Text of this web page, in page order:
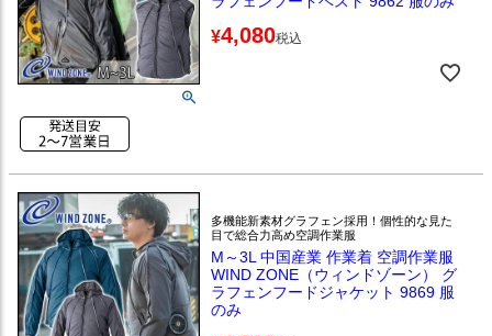
¥4,080税込
多機能新素材グラフェン採用！個性的な見た
目で総合力高め空調作業服
M～3L 中国産業 作業着 空調作業服
WIND ZONE（ウィンドゾーン） グ
ラフェンフードジャケット 9869 服
のみ